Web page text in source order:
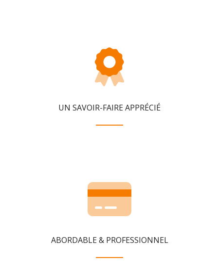
UN SAVOIR-FAIRE APPRÉCIÉ
ABORDABLE & PROFESSIONNEL